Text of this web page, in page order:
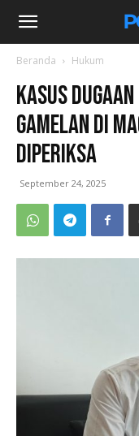
Beranda Hukum
Kasus
Gamelan di
Diperiksa
September 24, 2025